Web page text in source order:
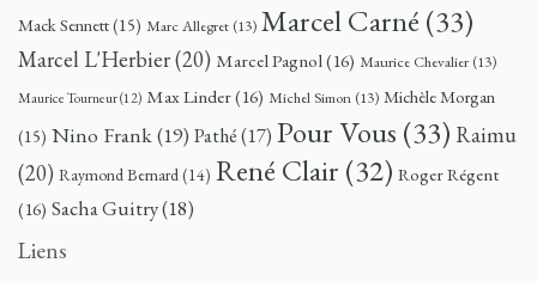
Mack Sennett(15) Marc Allegret (13) Marcel Carné (33)
Marcel L'Herbier(20) Marcel Pagnol(16) Maurice Chevalier (13)
Maurice Tourneur(12) Max Linder(16) Michel Simon (13) Michèle Morgan
(15) Nino Frank(19) Pathé(17) Pour Vous (33) Raimu
(20) Raymond Bernard(14) René Clair (32) Roger Régent
(16) Sacha Guitry(18)
Liens